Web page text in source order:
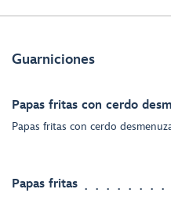
Guarniciones
Papas fritas con cerdo
Papas fritas con cerdo
Papas fritas